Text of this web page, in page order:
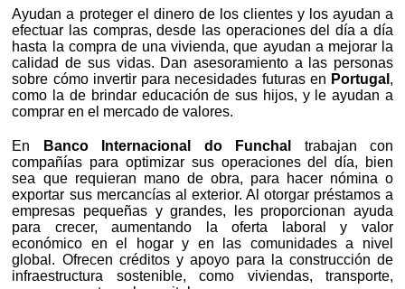
Ayudan a proteger el dinero de los clientes y los ayudan a
efectuar las compras, desde las operaciones del día a día
hasta la compra de una vivienda, que ayudan a mejorar la
calidad de sus vidas. Dan asesoramiento a las personas
sobre cómo invertir para necesidades futuras en Portugal ,
como la de brindar educación de sus hijos, y le ayudan a
comprar en el mercado de valores.
En Banco Internacional do Funchal
trabajan con
compañías para optimizar sus operaciones del día, bien
sea que requieran mano de obra, para hacer nómina o
exportar sus mercancías al exterior. Al otorgar préstamos a
empresas pequeñas y grandes, les proporcionan ayuda
para crecer, aumentando la oferta laboral y valor
económico en el hogar y en las comunidades a nivel
global. Ofrecen créditos y apoyo para la construcción de
infraestructura sostenible, como viviendas, transporte,